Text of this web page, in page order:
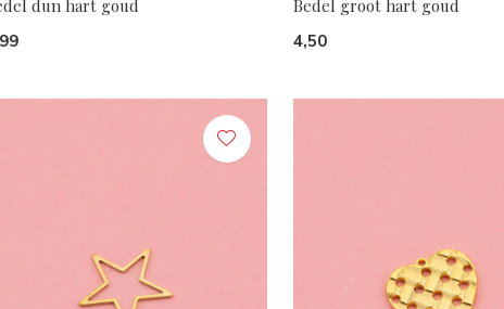
dun hart goud Bedel groot hart goud
4,50